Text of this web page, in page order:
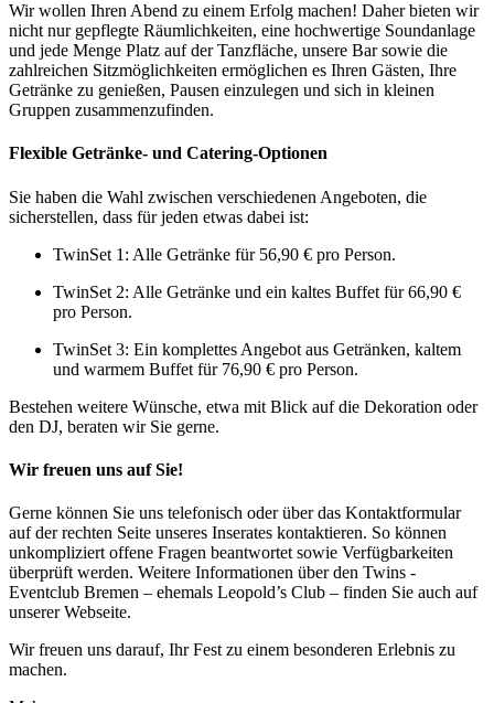
Wir wollen Ihren Abend zu einem Erfolg machen! Daher bieten wir
nicht nur gepflegte Räumlichkeiten, eine hochwertige Soundanlage
und jede Menge Platz auf der Tanzfläche, unsere Bar sowie die
zahlreichen Sitzmöglichkeiten ermöglichen es Ihren Gästen, Ihre
Getränke zu genießen, Pausen einzulegen und sich in kleinen
Gruppen zusammenzufinden.
Flexible Getränke- und Catering-Optionen
Sie haben die Wahl zwischen verschiedenen Angeboten, die
sicherstellen, dass für jeden etwas dabei ist:
TwinSet 1: Alle Getränke für 56,90 € pro Person.
TwinSet 2: Alle Getränke und ein kaltes Buffet für 66,90 €
pro Person.
TwinSet 3: Ein komplettes Angebot aus Getränken, kaltem
und warmem Buffet für 76,90 € pro Person.
Bestehen weitere Wünsche, etwa mit Blick auf die Dekoration oder
den DJ, beraten wir Sie gerne.
Wir freuen uns auf Sie!
Gerne können Sie uns telefonisch oder über das Kontaktformular
auf der rechten Seite unseres Inserates kontaktieren. So können
unkompliziert offene Fragen beantwortet sowie Verfügbarkeiten
überprüft werden. Weitere Informationen über den Twins -
Eventclub Bremen – ehemals Leopold’s Club – finden Sie auch auf
unserer Webseite.
Wir freuen uns darauf, Ihr Fest zu einem besonderen Erlebnis zu
machen.